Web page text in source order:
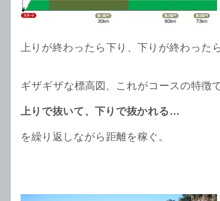
上りが終わったら下り、下りが終わった
ギザギザな標高図、これがコースの特徴
上りで抜いて、下りで抜かれる…
を繰り返しながら距離を稼ぐ。